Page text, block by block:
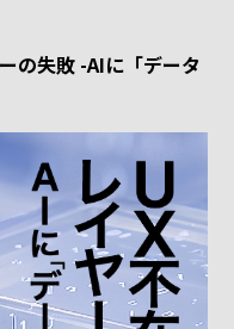
の失敗 -AIに「データ